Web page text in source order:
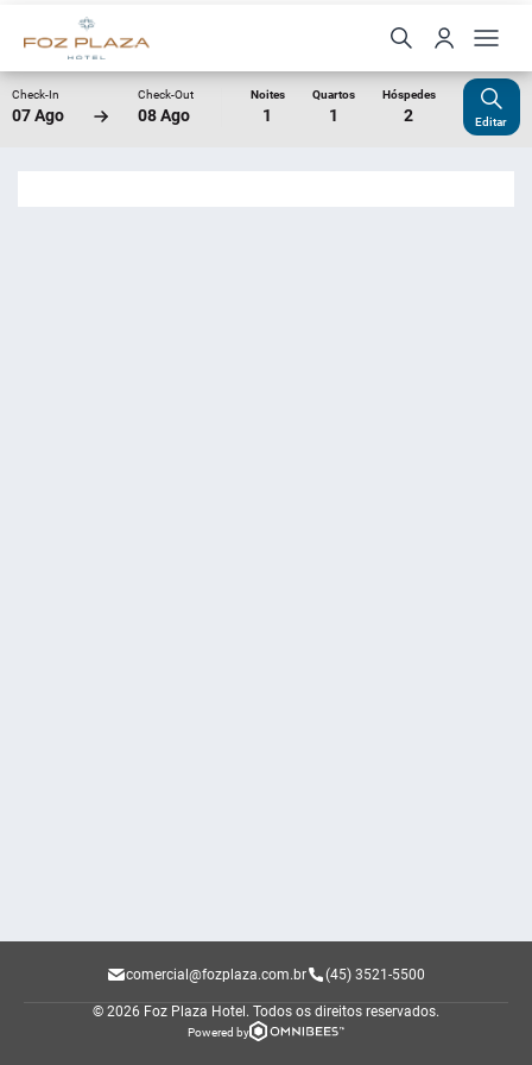
Check-In
07 Ago
Check-Out
08 Ago
Noites
1
Quartos
1
Hóspedes
2 Editar
comercial@fozplaza.com.br (45) 3521-5500
© 2026 Foz Plaza Hotel. Todos os direitos reservados.
Powered by